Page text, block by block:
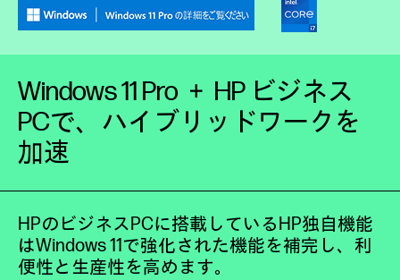
Windows 11 Pro ＋ HP ビジネス
PCで、ハイブリッドワークを
加速
HPのビジネスPCに搭載しているHP独自機能
はWindows 11で強化された機能を補完し、利
便性と生産性を高めます。